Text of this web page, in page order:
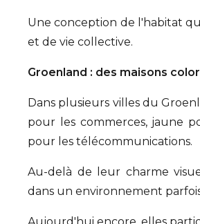
Une conception de l'habitat
et de vie collective.
Groenland : des maisons
Dans plusieurs villes du
pour les commerces, jaune
pour les télécommunications.
Au-delà de leur charme
dans un environnement